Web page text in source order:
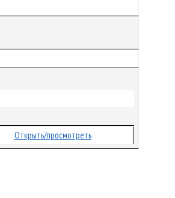
Открыть/просмотреть